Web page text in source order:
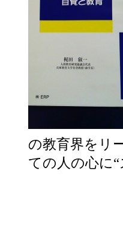
の教育界をリ
ての人の心に